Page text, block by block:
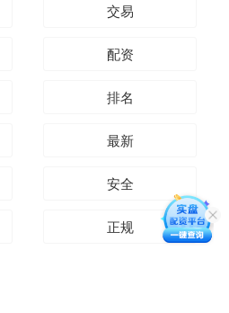
交易
配资
排名
最新
安全
正规